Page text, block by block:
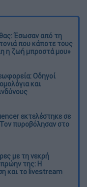
Έσωσαν από τη
που κάποτε τους
η ζωή μπροστά μου»
Οδηγοί
και
εκτελέστηκε σε
πυροβόλησαν στο
με τη νεκρή
της: Η
και το livestream